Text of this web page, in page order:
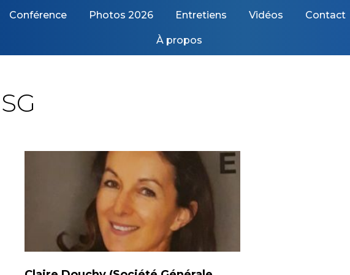
Conférence Photos 2026 Entretiens Vidéos Contact
À propos